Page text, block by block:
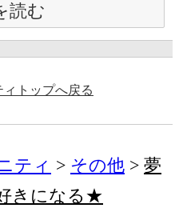
読む
ィトップへ戻る
ティ その他
夢
きになる★